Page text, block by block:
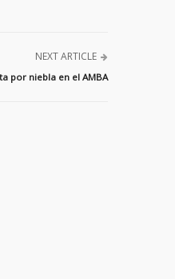
NEXT ARTICLE
por niebla en el AMBA